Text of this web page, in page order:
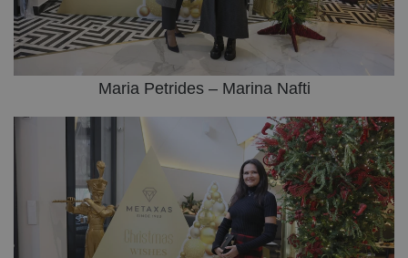
Maria Petrides – Marina Nafti